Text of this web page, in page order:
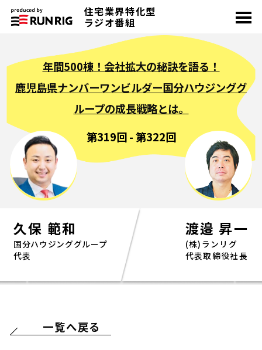
住宅業界特化型
ラジオ番組
年間500棟！会社拡大の秘訣を語る！
鹿児島県ナンバーワンビルダー国分ハウジンググ
ループの成長戦略とは。
第319回 - 第322回
久保 範和
国分ハウジンググループ
代表
渡邉 昇一
(株)ランリグ
代表取締役社長
一覧へ戻る